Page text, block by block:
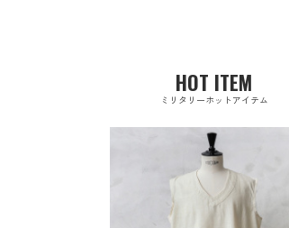
HOT ITEM
ミリタリーホットアイテム